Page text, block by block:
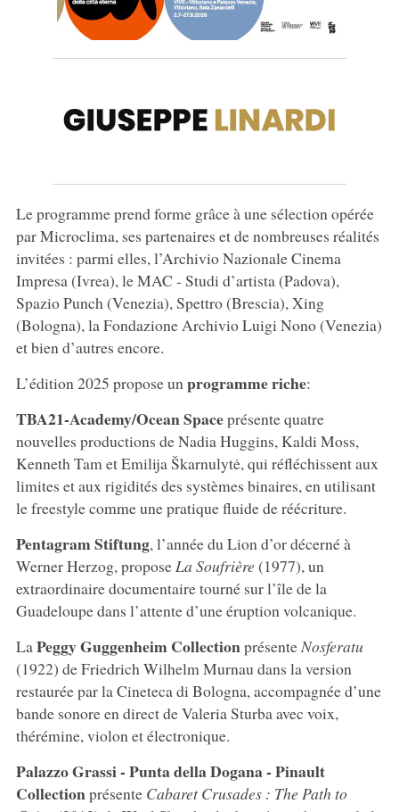
Le programme prend forme grâce à une sélection opérée
par Microclima, ses partenaires et de nombreuses réalités
invitées : parmi elles, l’Archivio Nazionale Cinema
Impresa (Ivrea), le MAC - Studi d’artista (Padova),
Spazio Punch (Venezia), Spettro (Brescia), Xing
(Bologna), la Fondazione Archivio Luigi Nono (Venezia)
et bien d’autres encore.
L’édition 2025 propose un programme riche:
TBA21-Academy/Ocean Spaceprésente quatre
nouvelles productions de Nadia Huggins, Kaldi Moss,
Kenneth Tam et Emilija Škarnulytė, qui réfléchissent aux
limites et aux rigidités des systèmes binaires, en utilisant
le freestyle comme une pratique fluide de réécriture.
Pentagram Stiftung, l’année du Lion d’or décerné à
Werner Herzog, propose La Soufrière(1977), un
extraordinaire documentaire tourné sur l’île de la
Guadeloupe dans l’attente d’une éruption volcanique.
La Peggy Guggenheim CollectionprésenteNosferatu
(1922) de Friedrich Wilhelm Murnau dans la version
restaurée par la Cineteca di Bologna, accompagnée d’une
bande sonore en direct de Valeria Sturba avec voix,
thérémine, violon et électronique.
Palazzo Grassi - Punta della Dogana - Pinault
Collectionprésente Cabaret Crusades : The Path to